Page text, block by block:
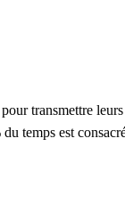
transmettre
temps est